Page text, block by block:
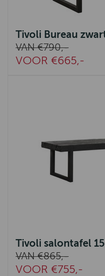
Tivoli Bureau
VAN €790,-
VOOR €665,-
Tivoli salontafel
VAN €865,-
VOOR €755,-